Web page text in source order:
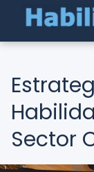
Sector